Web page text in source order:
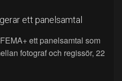
ett panelsamtal
ett panelsamtal som
fotograf och regissör, 22